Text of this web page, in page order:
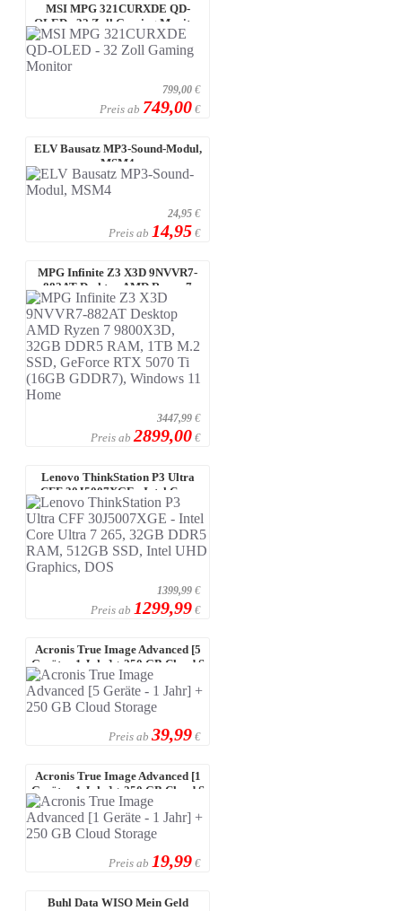
MSI MPG 321CURXDE QD-
OLED - 32 Zoll Gaming Monitor
799,00 €
Preis ab 749,00 €
ELV Bausatz MP3-Sound-Modul,
MSM4
24,95 €
Preis ab 14,95 €
MPG Infinite Z3 X3D 9NVVR7-
882AT Desktop AMD Ryzen 7
9800X3D, 32 ...
3447,99 €
Preis ab 2899,00 €
Lenovo ThinkStation P3 Ultra
CFF 30J5007XGE - Intel Core
Ultra 7 ...
1399,99 €
Preis ab 1299,99 €
Acronis True Image Advanced [5
Geräte - 1 Jahr] + 250 GB Cloud S
...
Preis ab 39,99 €
Acronis True Image Advanced [1
Geräte - 1 Jahr] + 250 GB Cloud S
...
Preis ab 19,99 €
Buhl Data WISO Mein Geld